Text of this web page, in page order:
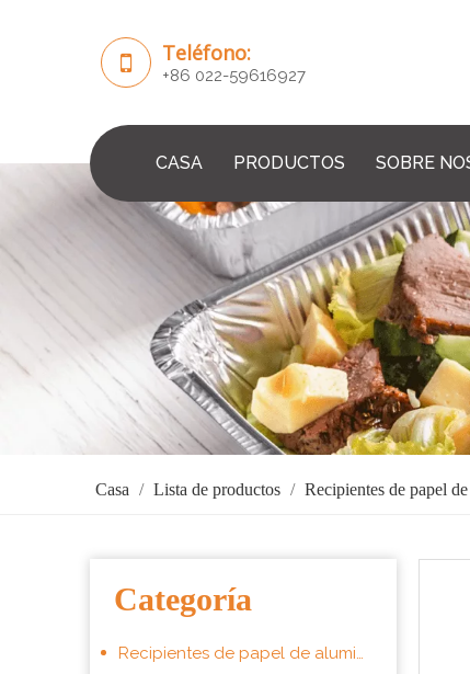
Teléfono:
+86 022-59616927
CASA PRODUCTOS SOBRE
Casa / Lista de productos / Recipientes de papel
Categoría
Recipientes de papel de aluminio para hornear